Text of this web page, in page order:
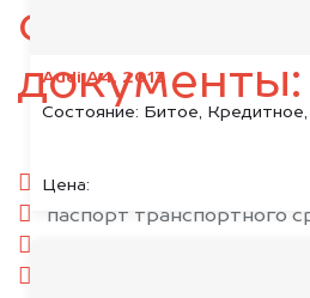
Audi A4, 2013
Состояние: Битое,
Цена:
следующие
документы:
паспорт гражданина РФ;
паспорт транспортного